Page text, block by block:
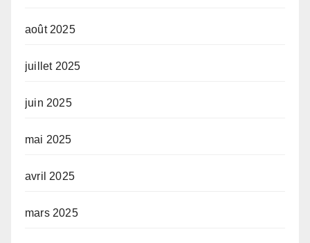
août 2025
juillet 2025
juin 2025
mai 2025
avril 2025
mars 2025